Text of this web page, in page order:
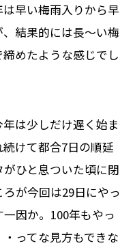
早い梅雨入りから早
結果的には長～い梅
めたような感じでし
は少しだけ遅く始ま
けて都合7日の順延
ひと息ついた頃に閉
が今回は29日にやっ
因か。100年もやっ
ってな見方もできな